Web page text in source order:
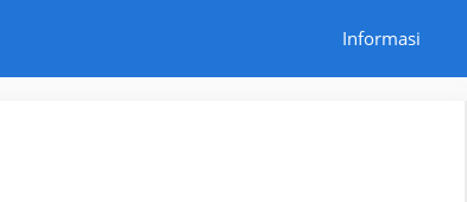
Informasi